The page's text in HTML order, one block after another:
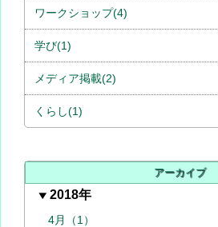
ワークショップ(4)
学び(1)
メディア掲載(2)
くらし(1)
アーカイブ
2018年
4月（1）